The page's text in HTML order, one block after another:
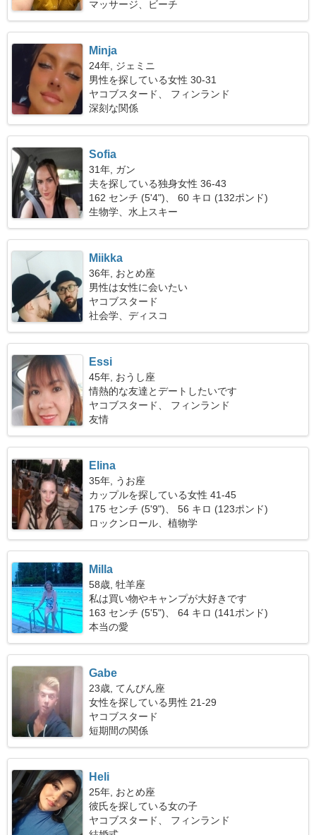
マッサージ、ビーチ
Minja
24年, ジェミニ
男性を探している女性 30-31
ヤコブスタード、 フィンランド
深刻な関係
Sofia
31年, ガン
夫を探している独身女性 36-43
162 センチ (5'4")、 60 キロ (132ポンド)
生物学、水上スキー
Miikka
36年, おとめ座
男性は女性に会いたい
ヤコブスタード
社会学、ディスコ
Essi
45年, おうし座
情熱的な友達とデートしたいです
ヤコブスタード、 フィンランド
友情
Elina
35年, うお座
カップルを探している女性 41-45
175 センチ (5'9")、 56 キロ (123ポンド)
ロックンロール、植物学
Milla
58歳, 牡羊座
私は買い物やキャンプが大好きです
163 センチ (5'5")、 64 キロ (141ポンド)
本当の愛
Gabe
23歳, てんびん座
女性を探している男性 21-29
ヤコブスタード
短期間の関係
Heli
25年, おとめ座
彼氏を探している女の子
ヤコブスタード、 フィンランド